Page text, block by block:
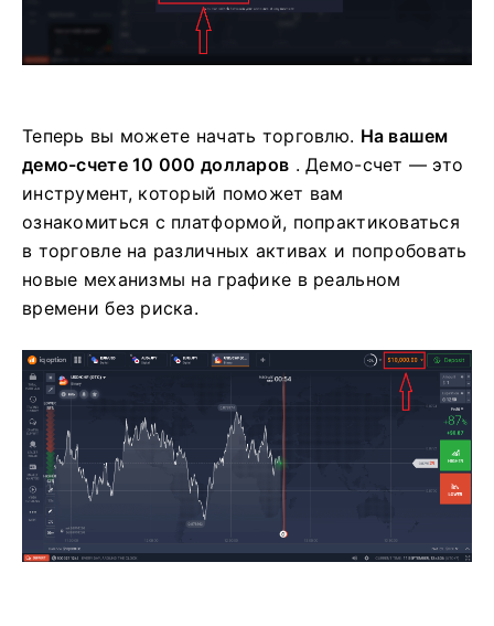
Теперь вы можете начать торговлю. На вашем
демо-счете 10 000 долларов . Демо-счет — это
инструмент, который поможет вам
ознакомиться с платформой, попрактиковаться
в торговле на различных активах и попробовать
новые механизмы на графике в реальном
времени без риска.